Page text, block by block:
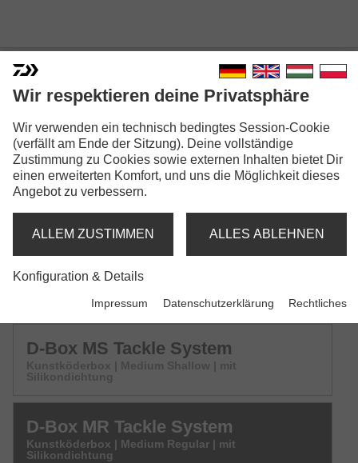
D-BOX TACKLE SYSTEM
Modellausführungen: 11
D-Box SS Tackle System
Kunstköderbox | Small Shallow | mit Silikondichtung
D-Box SR Tackle System
Kunstköderbox | Small Regular | mit Silikondichtung
D-Box SD Tackle System
Kunstköderbox | Small Deep | mit Silikondichtung
D-Box MS Tackle System
Kunstköderbox | Medium Shallow | mit
Silikondichtung
D-Box MR Tackle System
Kunstköderbox | Medium Regular | mit
Silikondichtung
Wir respektieren deine Privatsphäre
Wir verwenden ein technisch bedingtes Session-Cookie
(verfällt am Ende der Sitzung). Deine vollständige
Zustimmung zu Cookies sowie externen Inhalten bietet Dir
einen erweiterten Komfort, und uns die Möglichkeit dieses
Angebot zu verbessern.
ALLEM ZUSTIMMEN ALLES ABLEHNEN
Konfiguration & Details
Impressum Datenschutzerklärung Rechtliches